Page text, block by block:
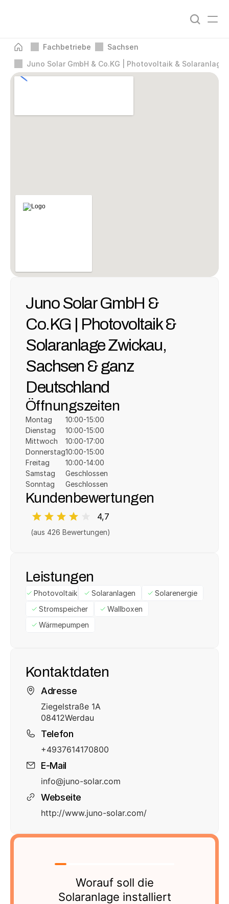
Fachbetriebe
Sachsen
Juno Solar GmbH & Co.KG | Photovoltaik &
Juno Solar GmbH &
Co.KG | Photovoltaik &
Solaranlage Zwickau,
Sachsen & ganz
Deutschland
Öffnungszeiten
Montag
Dienstag
Mittwoch
Donnerstag
Freitag
Samstag
Sonntag
10:00-15:00
10:00-15:00
10:00-17:00
10:00-15:00
10:00-14:00
Geschlossen
Geschlossen
Kundenbewertungen
4,7
(aus 426 Bewertungen)
Leistungen
Photovoltaik Solaranlagen
Solarenergie
Stromspeicher
Wallboxen
Wärmepumpen
Kontaktdaten
Adresse
Ziegelstraße 1A
08412Werdau
Telefon
+4937614170800
E-Mail
info@juno-solar.com
Webseite
http://www.juno-solar.com/
Worauf soll die
Solaranlage installiert